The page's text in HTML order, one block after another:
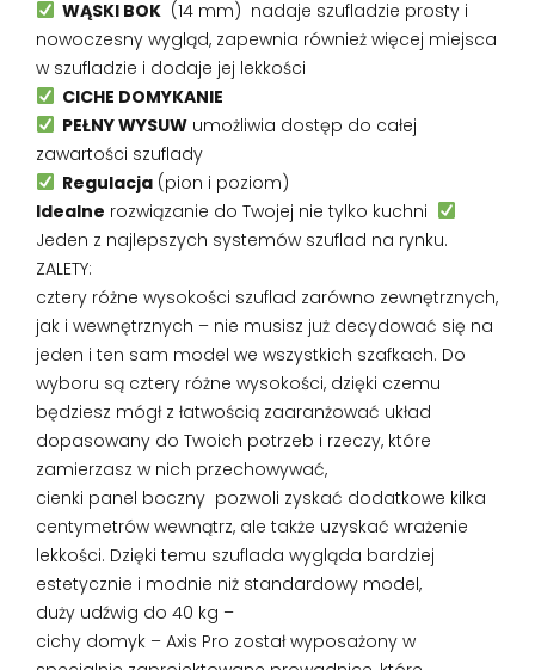
WĄSKI BOK(14 mm) nadaje szufladzie prosty i
nowoczesny wygląd, zapewnia również więcej miejsca
w szufladzie i dodaje jej lekkości
CICHE DOMYKANIE
PEŁNY WYSUWumożliwia dostęp do całej
zawartości szuflady
Regulacja(pion i poziom)
Idealne rozwiązanie do Twojej nie tylko kuchni
Jeden z najlepszych systemów szuflad na rynku.
ZALETY:
cztery różne wysokości szuflad zarówno zewnętrznych,
jak i wewnętrznych – nie musisz już decydować się na
jeden i ten sam model we wszystkich szafkach. Do
wyboru są cztery różne wysokości, dzięki czemu
będziesz mógł z łatwością zaaranżować układ
dopasowany do Twoich potrzeb i rzeczy, które
zamierzasz w nich przechowywać,
cienki panel boczny pozwoli zyskać dodatkowe kilka
centymetrów wewnątrz, ale także uzyskać wrażenie
lekkości. Dzięki temu szuflada wygląda bardziej
estetycznie i modnie niż standardowy model,
duży udźwig do 40 kg –
cichy domyk – Axis Pro został wyposażony w